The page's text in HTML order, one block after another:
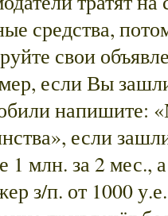
средства,
свои
если Вы
напишите:
если
1 млн. за 2 мес.,
з/п. от 1000